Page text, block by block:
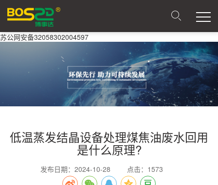
苏公网安备32058302004597
低温蒸发结晶设备处理煤焦油废水回用
是什么原理?
发布日期：2024-10-28 点击：1573